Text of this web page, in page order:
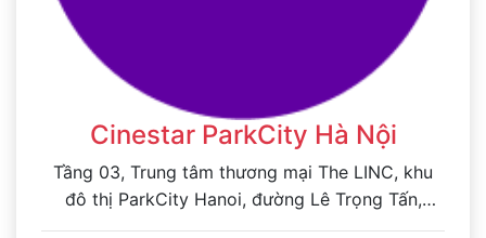
Cinestar ParkCity Hà Nội
Tầng 03, Trung tâm thương mại The LINC, khu
đô thị ParkCity Hanoi, đường Lê Trọng Tấn,
Phường Dương Nội, Thành phố Hà Nội, Việt Nam